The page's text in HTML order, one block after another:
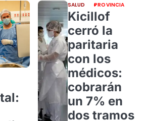
SALUD PROVINCIA
Kicillof
cerró la
paritaria
con los
médicos:
cobrarán
un 7% en
dos tramos